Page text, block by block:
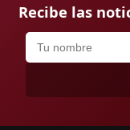
Recibe las